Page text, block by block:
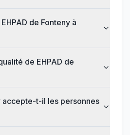
de Fonteny à
de EHPAD de
accepte-t-il les personnes